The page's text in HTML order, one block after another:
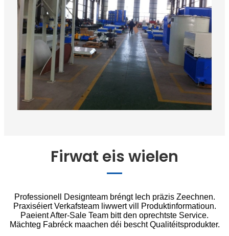
Firwat eis wielen
Professionell Designteam bréngt Iech präzis Zeechnen.
Praxiséiert Verkafsteam liwwert vill Produktinformatioun.
Paeient After-Sale Team bitt den oprechtste Service.
Mächteg Fabréck maachen déi bescht Qualitéitsprodukter.